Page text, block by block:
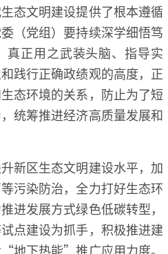
态文明建设提供了根本遵循
（党组）要持续深学细悟笃
真正用之武装头脑、指导实
践行正确政绩观的高度，正
态环境的关系，防止为了短
统筹推进经济高质量发展和
新区生态文明建设水平，加
污染防治，全力打好生态环
进发展方式绿色低碳转型，
点建设为抓手，积极推进建
地下热能”推广应用力度。